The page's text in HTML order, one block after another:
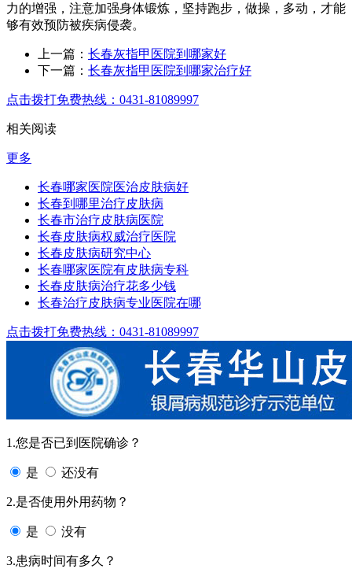
力的增强，注意加强身体锻炼，坚持跑步，做操，多动，才能
够有效预防被疾病侵袭。
上一篇： 长春灰指甲医院到哪家好
下一篇： 长春灰指甲医院到哪家治疗好
点击拨打免费热线：0431-81089997
相关阅读
更多
长春哪家医院医治皮肤病好
长春到哪里治疗皮肤病
长春市治疗皮肤病医院
长春皮肤病权威治疗医院
长春皮肤病研究中心
长春哪家医院有皮肤病专科
长春皮肤病治疗花多少钱
长春治疗皮肤病专业医院在哪
点击拨打免费热线：0431-81089997
1.您是否已到医院确诊？
是 还没有
2.是否使用外用药物？
是 没有
3.患病时间有多久？